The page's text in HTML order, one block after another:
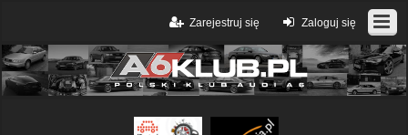
Zaloguj się
Zarejestruj się